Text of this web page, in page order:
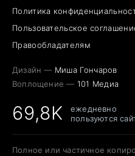
Политика
Пользовательское
Правообладателям
Дизайн — Миша Гончаров
Воплощение — 101 Медиа
69,8K
ежедневно
пользуются
Полное или частичное